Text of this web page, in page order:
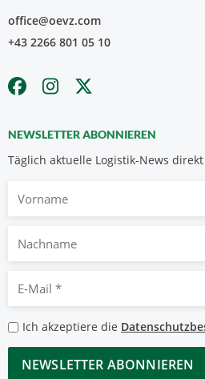
office@oevz.com
+43 2266 801 05 10
NEWSLETTER ABONNIEREN
Täglich aktuelle Logistik-News
Nachname
Mail
*
Datenschutzbestimmungen
*
Ich akzeptiere die
CAPTCHA